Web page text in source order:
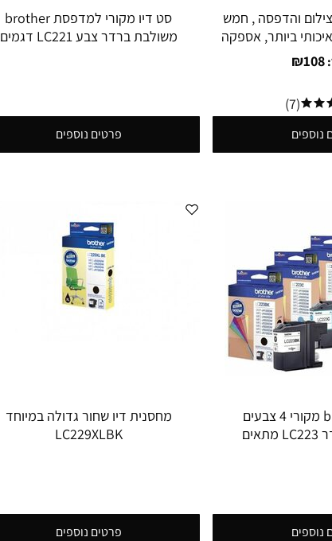
נייר למדפסת A4 צילום והדפסה , חמש
2500 דף איכותי ביותר, אספקה
עד הבית \ משרד
₪108
(7)
נוספים
סט דיו מקורי למדפסת brother
משולבת ברדר צבע LC221 דגמים
פרטים נוספים
סט דיו brother מקורי 4 צבעים
למדפסות ברדר LC223 מתאים
נוספים
מחסנית דיו שחור גדולה במיוחד
LC229XLBK
פרטים נוספים